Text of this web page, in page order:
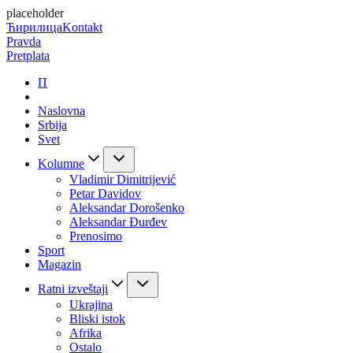
placeholder
ЋирилицаKontakt
Pravda
Pretplata
П
Naslovna
Srbija
Svet
Kolumne
Vladimir Dimitrijević
Petar Davidov
Aleksandar Dorošenko
Aleksandar Đurđev
Prenosimo
Sport
Magazin
Ratni izveštaji
Ukrajina
Bliski istok
Afrika
Ostalo